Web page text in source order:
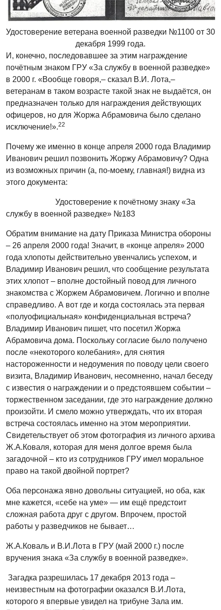
Удостоверение ветерана военной разведки №1100 от 30
декабря 1999 года.
И, конечно, последовавшее за этим награждение
почётным знаком ГРУ «За службу в военной разведке»
в 2000 г. «Вообще говоря,– сказал В.И. Лота,–
ветеранам в таком возрасте такой знак не выдаётся, он
предназначен только для награждения действующих
офицеров, но для Жоржа Абрамовича было сделано
исключение!».22
Почему же именно в конце апреля 2000 года Владимир
Иванович решил позвонить Жоржу Абрамовичу? Одна
из возможных причин (а, по-моему, главная!) видна из
этого документа:
Удостоверение к почётному знаку «За
службу в военной разведке» №183
Обратим внимание на дату Приказа Министра обороны
– 26 апреля 2000 года! Значит, в «конце апреля» 2000
года хлопоты действительно увенчались успехом, и
Владимир Иванович решил, что сообщение результата
этих хлопот – вполне достойный повод для личного
знакомства с Жоржем Абрамовичем. Логично и вполне
справедливо. А вот где и когда состоялась эта первая
«полуофициальная» конфиденциальная встреча?
Владимир Иванович пишет, что посетил Жоржа
Абрамовича дома. Поскольку согласие было получено
после «некоторого колебания», для снятия
настороженности и недоумения по поводу цели своего
визита, Владимир Иванович, несомненно, начал беседу
с известия о награждении и о предстоявшем событии –
торжественном заседании, где это награждение должно
произойти. И смело можно утверждать, что их вторая
встреча состоялась именно на этом мероприятии.
Свидетельствует об этом фотография из личного архива
Ж.А.Коваля, которая для меня долгое время была
загадочной – кто из сотрудников ГРУ имел моральное
право на такой двойной портрет?
Оба персонажа явно довольны ситуацией, но оба, как
мне кажется, «себе на уме» — им ещё предстоит
сложная работа друг с другом. Впрочем, простой
работы у разведчиков не бывает…
Ж.А.Коваль и В.И.Лота в ГРУ (май 2000 г.) после
вручения знака «За службу в военной разведке».
Загадка разрешилась 17 декабря 2013 года –
неизвестным на фотографии оказался В.И.Лота,
которого я впервые увидел на трибуне Зала им.